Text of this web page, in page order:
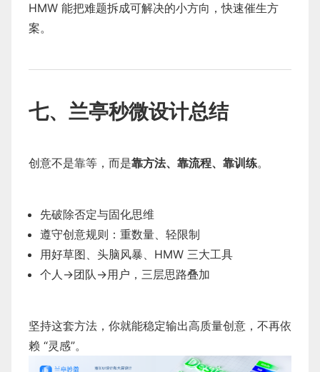
HMW 能把难题拆成可解决的小方向，快速催生方
案。
七、兰亭秒微设计总结
创意不是靠等，而是靠方法、靠流程、靠训练。
先破除否定与固化思维
遵守创意规则：重数量、轻限制
用好草图、头脑风暴、HMW 三大工具
个人→团队→用户，三层思路叠加
坚持这套方法，你就能稳定输出高质量创意，不再依
赖 “灵感”。